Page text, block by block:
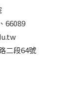
66089
二段64號